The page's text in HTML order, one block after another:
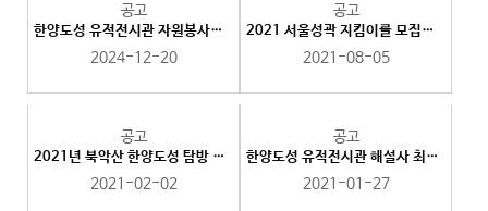
공고
한양도성 유적전시관 자원봉사자(전시해설) 최종합격자 공고
2024-12-20
공고
2021 서울성곽 지킴이를 모집합니다.
2021-08-05
공고
2021년 북악산 한양도성 탐방 해설사 모집 공고
2021-02-02
공고
한양도성 유적전시관 해설사 최종 합격자 안내
2021-01-27